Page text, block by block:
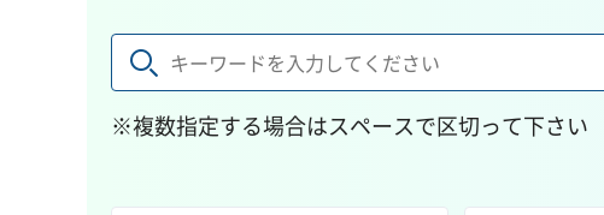
※複数指定する場合はスペースで区切って下さい